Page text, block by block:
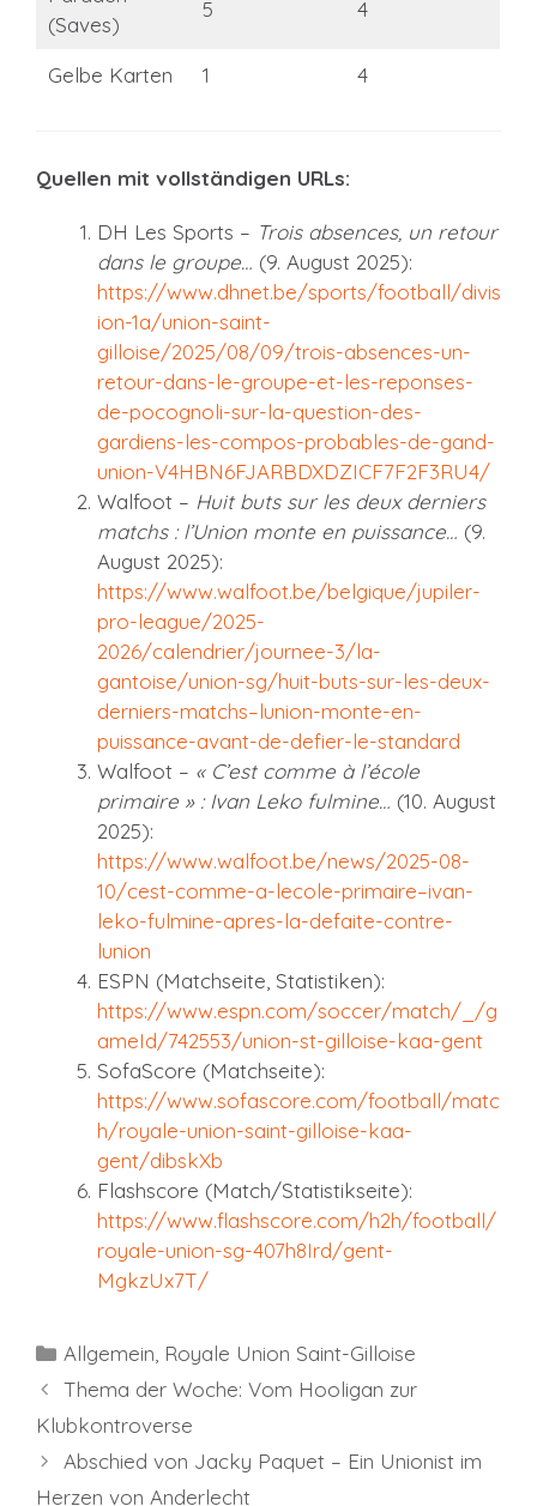
(Saves)
5 4
Gelbe Karten 1 4
Quellen mit vollständigen URLs:
DH Les Sports – Trois absences, un retour
dans le groupe… (9. August 2025):
https://www.dhnet.be/sports/football/divis
ion-1a/union-saint-
gilloise/2025/08/09/trois-absences-un-
retour-dans-le-groupe-et-les-reponses-
de-pocognoli-sur-la-question-des-
gardiens-les-compos-probables-de-gand-
union-V4HBN6FJARBDXDZICF7F2F3RU4/
Walfoot – Huit buts sur les deux derniers
matchs : l’Union monte en puissance… (9.
August 2025):
https://www.walfoot.be/belgique/jupiler-
pro-league/2025-
2026/calendrier/journee-3/la-
gantoise/union-sg/huit-buts-sur-les-deux-
derniers-matchs–lunion-monte-en-
puissance-avant-de-defier-le-standard
Walfoot – « C’est comme à l’école
primaire » : Ivan Leko fulmine… (10. August
2025):
https://www.walfoot.be/news/2025-08-
10/cest-comme-a-lecole-primaire–ivan-
leko-fulmine-apres-la-defaite-contre-
lunion
ESPN (Matchseite, Statistiken):
https://www.espn.com/soccer/match/_/g
ameId/742553/union-st-gilloise-kaa-gent
SofaScore (Matchseite):
https://www.sofascore.com/football/matc
h/royale-union-saint-gilloise-kaa-
gent/dibskXb
Flashscore (Match/Statistikseite):
https://www.flashscore.com/h2h/football/
royale-union-sg-407h8Ird/gent-
MgkzUx7T/
Kategorien
Allgemein Royale Union Saint-Gilloise
Thema der Woche: Vom Hooligan zur
Klubkontroverse
Abschied von Jacky Paquet – Ein Unionist im
Herzen von Anderlecht